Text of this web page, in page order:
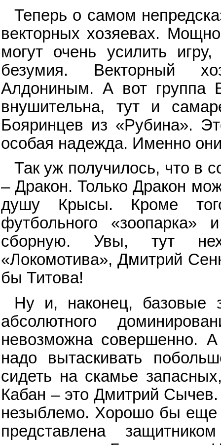
Теперь о самом
векторных хозяевах.
могут очень усилить
безумия. Векторный
Алдониным. А вот группа
внушительна, тут и
Бояринцев из «Рубина».
особая надежда. Именно
Так уж получилось, что в
– Дракон. Только Дракон
душу Крысы. Кроме
футбольного
сборную. Увы, тут
«Локомотива», Дмитрий
бы Титова!
Ну и, наконец, базовые
абсолютного
невозможна совершенно.
надо вытаскивать
сидеть на скамье
Кабан – это Дмитрий
незыблемо. Хорошо бы еще
представлена